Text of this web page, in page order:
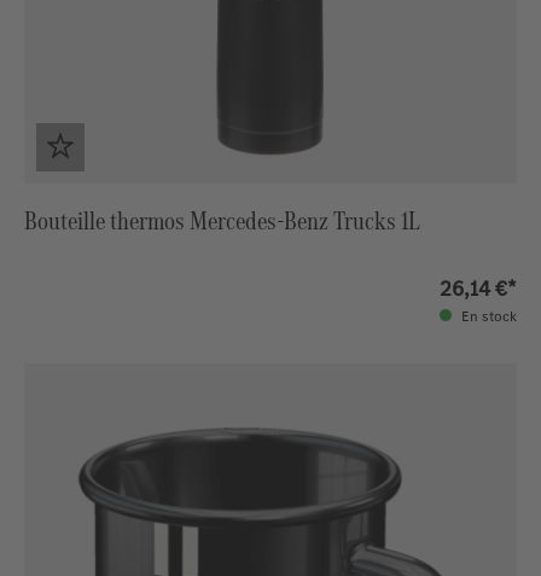
Bouteille thermos Mercedes-Benz Trucks 1L
26,14 €*
En stock